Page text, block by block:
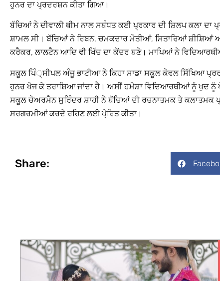
ਹੁਨਰ ਦਾ ਪ੍ਰਦਰਸ਼ਨ ਕੀਤਾ ਗਿਆ।
ਬੱਚਿਆਂ ਨੇ ਦੀਵਾਲੀ ਥੀਮ ਨਾਲ ਸਬੰਧਤ ਕਈ ਪ੍ਰਕਾਰ ਦੀ ਸ਼ਿਲਪ ਕਲਾ
ਸ਼ਾਮਲ ਸੀ। ਬੱਚਿਆਂ ਨੇ ਰਿਬਨ, ਚਮਕਦਾਰ ਮੋਤੀਆਂ, ਸਿਤਾਰਿਆਂ ਸ਼ੀਸ਼ਿਆਂ
ਕਰੈਕਰ, ਲਾਲਟੈਨ ਆਦਿ ਵੀ ਖਿੱਚ ਦਾ ਕੇਂਦਰ ਬਣੇ। ਮਾਪਿਆਂ ਨੇ
ਸਕੂਲ ਪਿੰ੍ਸੀਪਲ ਅੰਜੂ ਭਾਟੀਆ ਨੇ ਕਿਹਾ ਸਾਡਾ ਸਕੂਲ ਕੇਵਲ ਸਿੱਖਿਆ
ਹੁਨਰ ਖੋਜ ਕੇ ਤਰਾਸ਼ਿਆ ਜਾਂਦਾ ਹੈ। ਅਸੀਂ ਹਮੇਸ਼ਾ ਵਿਦਿਆਰਥੀਆਂ ਨੂੰ ਖੁਦ
ਸਕੂਲ ਚੇਅਰਮੈਨ ਸੁਰਿੰਦਰ ਸ਼ਾਹੀ ਨੇ ਬੱਚਿਆਂ ਦੀ ਰਚਨਾਤਮਕ ਤੇ ਕਲਾਤਮਕ
ਸਰਗਰਮੀਆਂ ਕਰਦੇ ਰਹਿਣ ਲਈ ਪੇ੍ਰਿਤ ਕੀਤਾ।
Share: